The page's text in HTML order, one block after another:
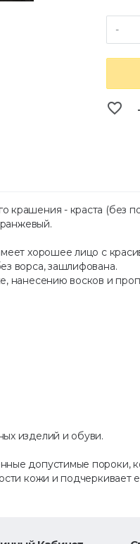
-
favorite_border
крашения - краста (без
хорошее лицо с
ворса, зашлифована.
нанесению восков и
изделий и обуви.
допустимые пороки,
кожи и подчеркивает